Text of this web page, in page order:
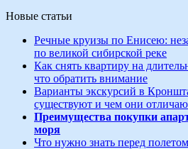
Новые статьи
Речные круизы по Енисею:
по великой сибирской реке
Как снять квартиру на
что обратить внимание
Варианты экскурсий в
существуют и чем они
Преимущества покупки
моря
Что нужно знать перед